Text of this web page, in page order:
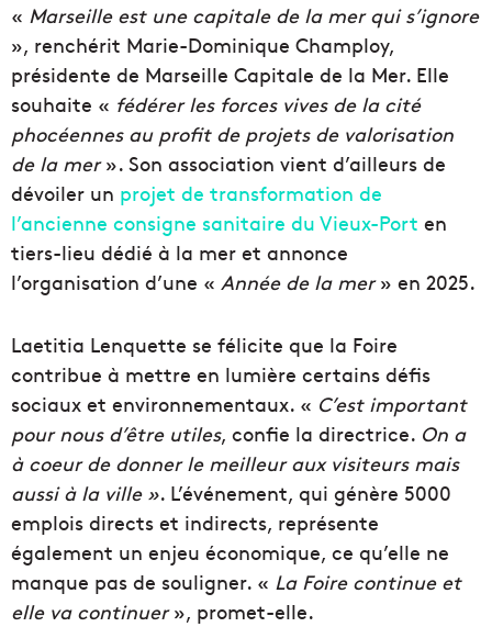
« Marseille est une capitale de la mer qui s’ignore
», renchérit Marie-Dominique Champloy,
présidente de Marseille Capitale de la Mer. Elle
souhaite « fédérer les forces vives de la cité
phocéennes au profit de projets de valorisation
de la mer». Son association vient d’ailleurs de
dévoiler un projet de transformation de
l’ancienne consigne sanitaire du Vieux-Port en
tiers-lieu dédié à la mer et annonce
l’organisation d’une « Année de la mer» en 2025.
Laetitia Lenquette se félicite que la Foire
contribue à mettre en lumière certains défis
sociaux et environnementaux. « C’est important
pour nous d’être utiles, confie la directrice. On a
à coeur de donner le meilleur aux visiteurs mais
aussi à la ville ». L’événement, qui génère 5000
emplois directs et indirects, représente
également un enjeu économique, ce qu’elle ne
manque pas de souligner. « La Foire continue et
elle va continuer», promet-elle.